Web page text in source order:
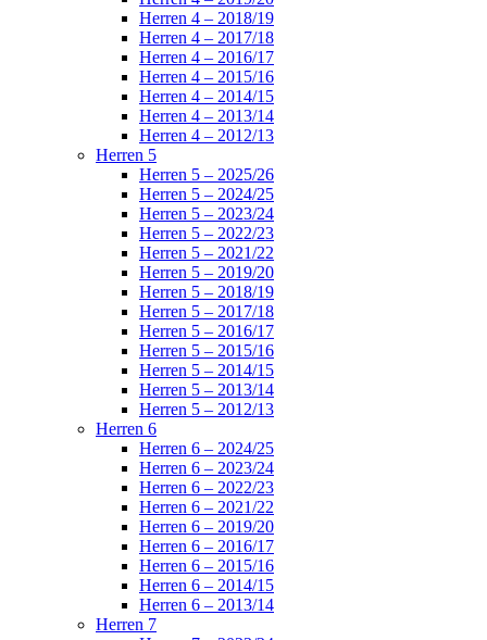
Herren 4 – 2018/19
Herren 4 – 2017/18
Herren 4 – 2016/17
Herren 4 – 2015/16
Herren 4 – 2014/15
Herren 4 – 2013/14
Herren 4 – 2012/13
Herren 5
Herren 5 – 2025/26
Herren 5 – 2024/25
Herren 5 – 2023/24
Herren 5 – 2022/23
Herren 5 – 2021/22
Herren 5 – 2019/20
Herren 5 – 2018/19
Herren 5 – 2017/18
Herren 5 – 2016/17
Herren 5 – 2015/16
Herren 5 – 2014/15
Herren 5 – 2013/14
Herren 5 – 2012/13
Herren 6
Herren 6 – 2024/25
Herren 6 – 2023/24
Herren 6 – 2022/23
Herren 6 – 2021/22
Herren 6 – 2019/20
Herren 6 – 2016/17
Herren 6 – 2015/16
Herren 6 – 2014/15
Herren 6 – 2013/14
Herren 7